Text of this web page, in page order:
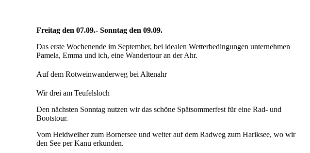
Freitag den 07.09.- Sonntag den 09.09.
Das erste Wochenende im September, bei idealen Wetterbedingungen unternehmen
Pamela, Emma und ich, eine Wandertour an der Ahr.
Auf dem Rotweinwanderweg bei Altenahr
Wir drei am Teufelsloch
Den nächsten Sonntag nutzen wir das schöne Spätsommerfest für eine Rad- und
Bootstour.
Vom Heidweiher zum Bornersee und weiter auf dem Radweg zum Hariksee, wo wir
den See per Kanu erkunden.